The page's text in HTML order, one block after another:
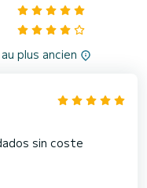
plus ancien
sin coste